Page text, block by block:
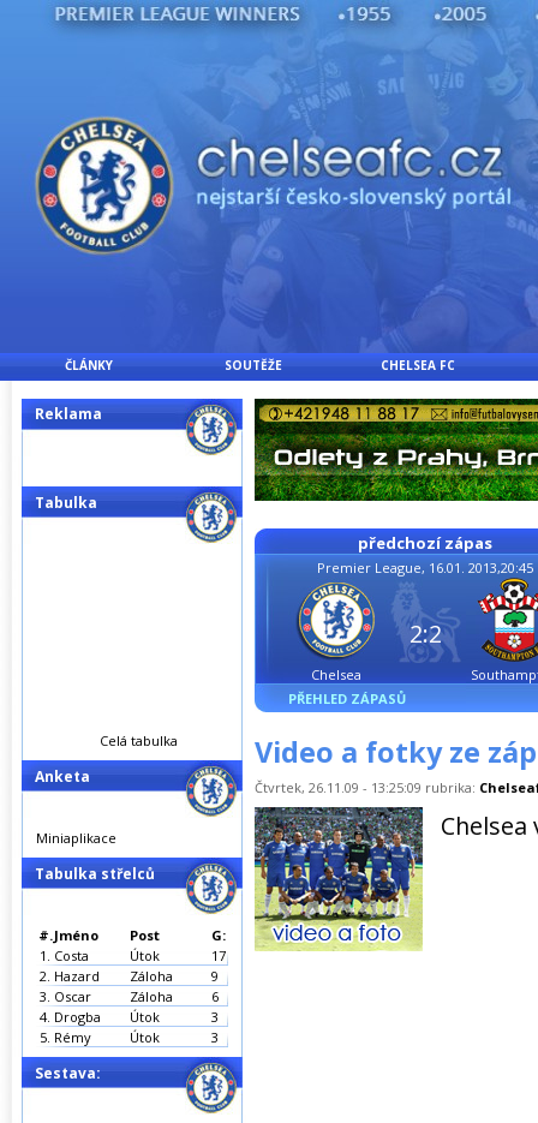
ČLÁNKY SOUTĚŽE CHELSEA FC
předchozí zápas
Premier League, 16.01. 2013,20:45
Chelsea
2:2
PŘEHLED ZÁPASŮ
Video a fotky ze
Čtvrtek, 26.11.09 - 13:25:09 rubrika:
Chelsea
Reklama
Tabulka
Celá tabulka
Anketa
Miniaplikace
Tabulka střelců
#.Jméno Post
G:
1. Costa Útok
17
2. Hazard Záloha
9
3. Oscar Záloha
6
4. Drogba Útok
3
5. Rémy Útok 3
Sestava: